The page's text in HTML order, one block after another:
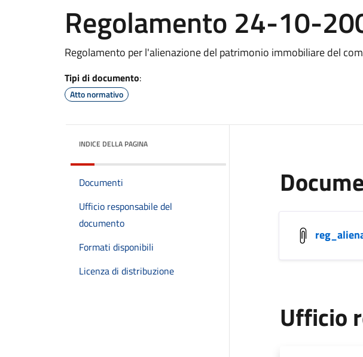
Regolamento 24-10-
Regolamento per l'alienazione del patrimonio immobiliare del
Tipi di documento:
Atto normativo
INDICE DELLA PAGINA
Documenti
Ufficio responsabile del
documento
Formati disponibili
Licenza di distribuzione
Ufficio